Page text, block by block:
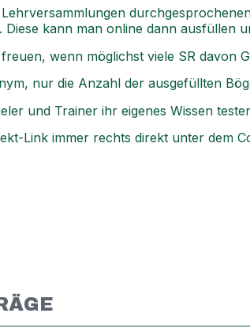
Diese kann man online dann ausfüllen
wenn möglichst viele SR davon
nur die Anzahl der ausgefüllten
und Trainer ihr eigenes Wissen
Link immer rechts direkt unter dem